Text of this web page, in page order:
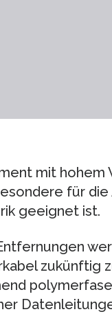
mit hohem
für die
geeignet ist.
zukünftig